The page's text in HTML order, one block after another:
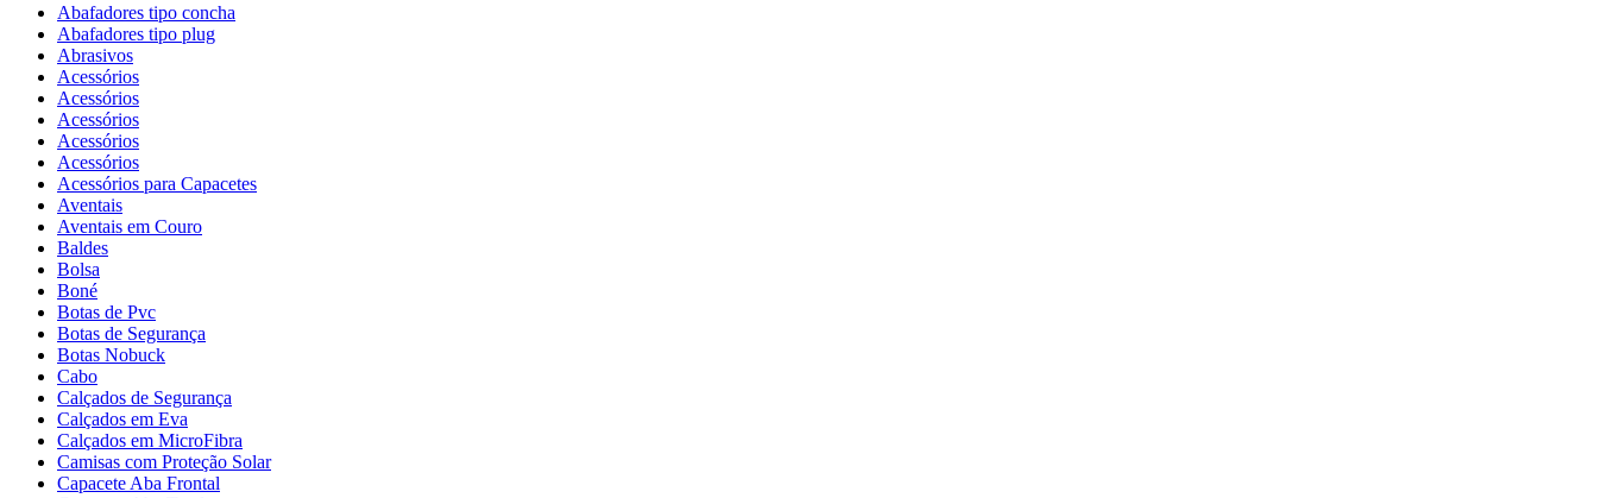
Abafadores tipo concha
Abafadores tipo plug
Abrasivos
Acessórios
Acessórios
Acessórios
Acessórios
Acessórios
Acessórios para Capacetes
Aventais
Aventais em Couro
Baldes
Bolsa
Boné
Botas de Pvc
Botas de Segurança
Botas Nobuck
Cabo
Calçados de Segurança
Calçados em Eva
Calçados em MicroFibra
Camisas com Proteção Solar
Capacete Aba Frontal